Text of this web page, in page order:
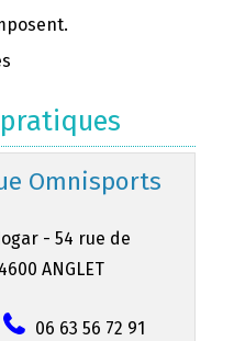
Omnisports
- 54 rue de
ANGLET
06 63 56 72 91